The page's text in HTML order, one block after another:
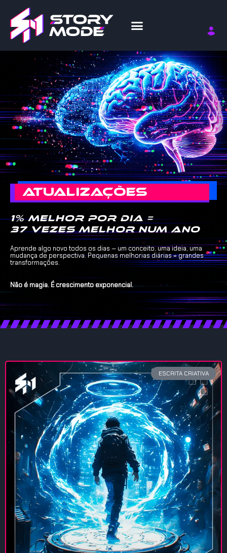
ATUALIZAÇÕES
1% melhor por dia =
37 vezes melhor num ano
Aprende algo novo todos os dias — um conceito, uma ideia, uma
mudança de perspectiva. Pequenas melhorias diárias = grandes
transformações.
Não é magia. É crescimento exponencial.
ESCRITA CRIATIVA